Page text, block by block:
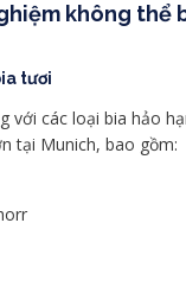
không thể
tươi
với các loại bia hảo
tại Munich, bao gồm: